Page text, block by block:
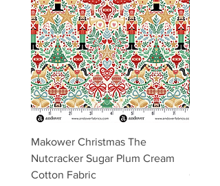
Makower Christmas The
Nutcracker Sugar Plum Cream
Cotton Fabric